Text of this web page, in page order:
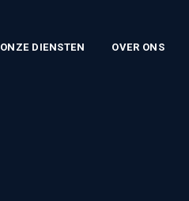
ONZE DIENSTEN OVER ONS